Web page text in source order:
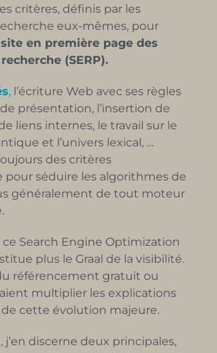
critères, définis par les
eux-mêmes, pour
en première page des
(SERP).
,l’écriture Web avec ses règles
présentation, l’insertion de
liens internes, le travail sur le
et l’univers lexical, …
des critères
pour séduire les algorithmes de
généralement de tout moteur
ce Search Engine Optimization
plus le Graal de la visibilité.
référencement gratuit ou
multiplier les explications
cette évolution majeure.
j’en discerne deux principales,